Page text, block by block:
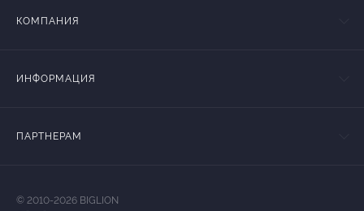
КОМПАНИЯ
ИНФОРМАЦИЯ
ПАРТНЕРАМ
© 2010-2026 BIGLION